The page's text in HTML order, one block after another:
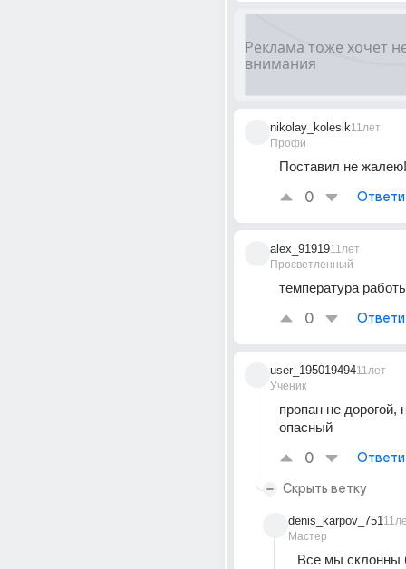
nikolay_kolesik
Профи
11лет
Поставил не жалею!
0
alex_91919
Просветленный
11лет
температура
0
user_195019494
Ученик
11лет
пропан не дорогой,
опасный
0
Скрыть ветку
denis_karpov_751
Мастер
Все мы склонны